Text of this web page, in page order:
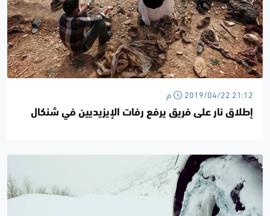
2019/04/22 21:12 م
إطلاق نار على فريق يرفع رفات الإيزيديين في شنكال